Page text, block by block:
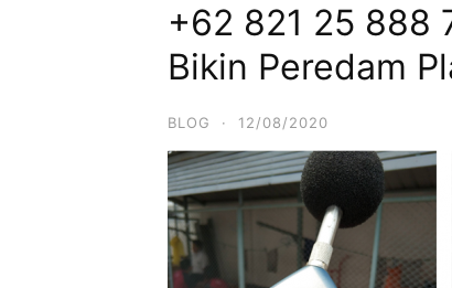
+62 821 25 888
Bikin Peredam
BLOG · 12/08/2020